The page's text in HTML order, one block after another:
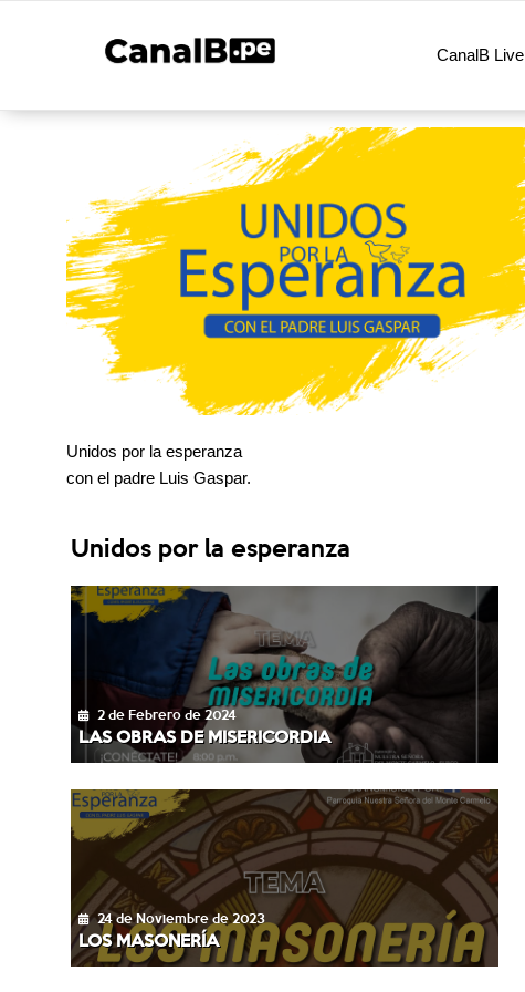
CanalB Live
Unidos por la esperanza
con el padre Luis Gaspar.
Unidos por la esperanza
2 de Febrero de 2024
LAS OBRAS DE MISERICORDIA
24 de Noviembre de 2023
LOS MASONERÍA